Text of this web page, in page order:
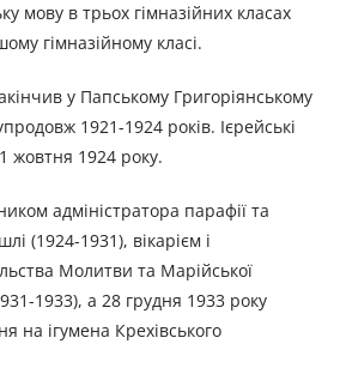
мову в трьох гімназійних класах
гімназійному класі.
у Папському Григоріянському
1921-1924 років. Ієрейські
жовтня 1924 року.
адміністратора парафії та
(1924-1931), вікарієм і
Молитви та Марійської
1933), а 28 грудня 1933 року
на ігумена Крехівського